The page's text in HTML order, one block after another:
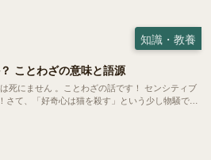
知識・教養
ことわざの意味と語源
て、「好奇心は猫を殺す」という少し物騒で、